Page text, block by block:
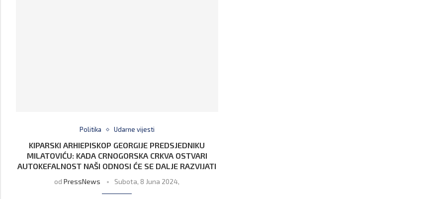
Politika Udarne vijesti
KIPARSKI ARHIEPISKOP GEORGIJE PREDSJEDNIKU
MILATOVIĆU: KADA CRNOGORSKA CRKVA OSTVARI
AUTOKEFALNOST NAŠI ODNOSI ĆE SE DALJE RAZVIJATI
odPressNews Subota, 8 Juna 2024,